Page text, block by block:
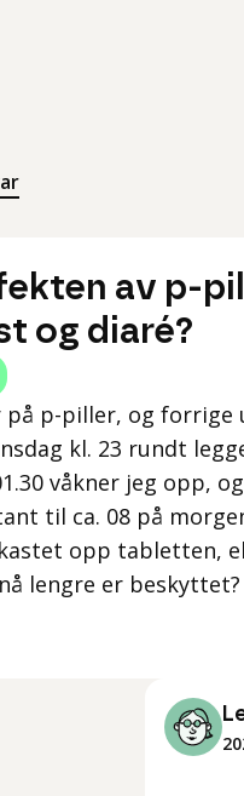
av p-
og diaré?
på p-piller, og forrige
kl. 23 rundt
våkner jeg opp,
til ca. 08 på
opp tabletten,
lengre er beskyttet?